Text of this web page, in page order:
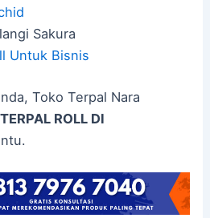
Sakura
Untuk Bisnis
Toko Terpal Nara
ROLL DI